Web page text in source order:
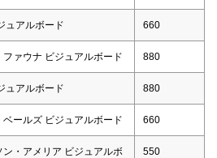
ュアルボード 660
ァウナ ビジュアルボード 880
ュアルボード 880
ールズ ビジュアルボード 660
・アメリア ビジュアルボ
550